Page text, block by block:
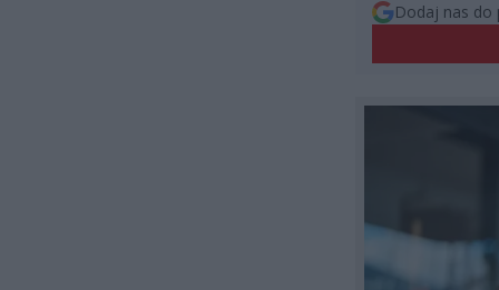
Dodaj nas do